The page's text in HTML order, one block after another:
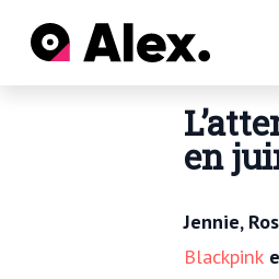
en
Jennie,
Blackpink